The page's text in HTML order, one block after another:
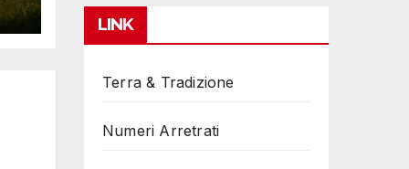
LINK
Terra & Tradizione
Numeri Arretrati